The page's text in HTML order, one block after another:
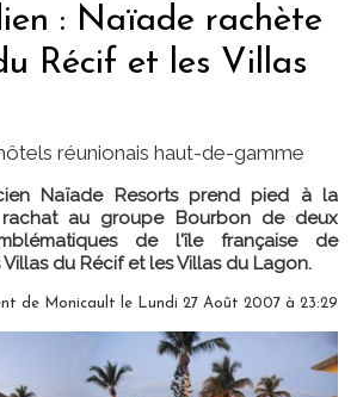
: Naïade rachète
Récif et les Villas
réunionais haut-de-gamme
Naïade Resorts prend pied à la
au groupe Bourbon de deux
de l'île française de
du Récif et les Villas du Lagon.
de Monicault le Lundi 27 Août 2007 à 23:29